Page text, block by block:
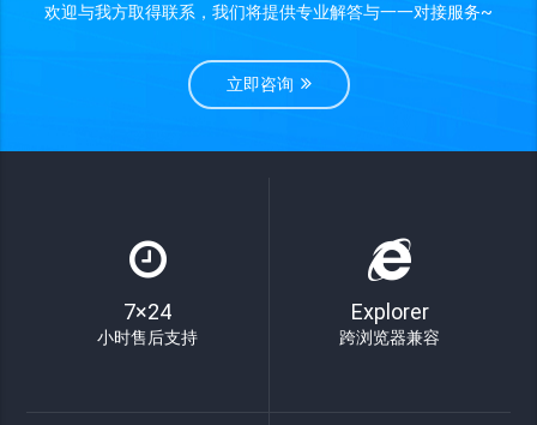
欢迎与我方取得联系，我们将提供专业解答与一一对接服务~
立即咨询
7×24
小时售后支持
Explorer
跨浏览器兼容